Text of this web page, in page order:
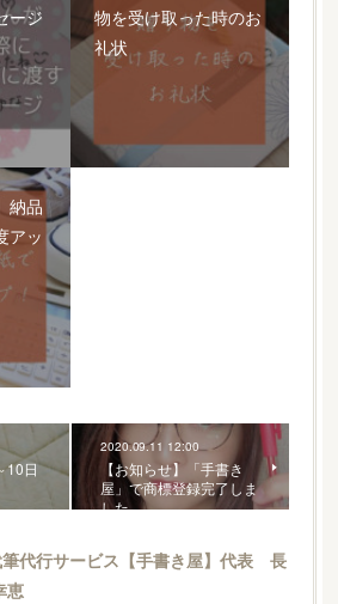
ージ
物を受け取った時のお
礼状
納品
アッ
10日
2020.09.11 12:00
【お知らせ】「手書き
屋」で商標登録完了しま
した
代行サービス【手書き屋】代表 長
恵